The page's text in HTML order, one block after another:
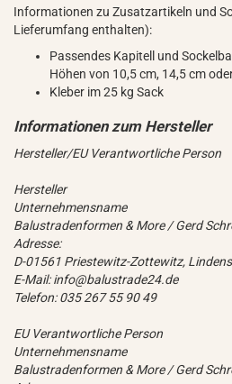
Informationen zu Zusatzartikeln und
Lieferumfang enthalten):
Passendes Kapitell und
Höhen von 10,5 cm, 14,5 cm
Kleber im 25 kg Sack
Hersteller/EU Verantwortliche Person
Hersteller
Unternehmensname
Balustradenformen & More / Gerd
Adresse:
D-01561 Priestewitz-Zottewitz,
E-Mail: info@balustrade24.de
Telefon: 035 267 55 90 49
EU Verantwortliche Person
Unternehmensname
Balustradenformen & More / Gerd